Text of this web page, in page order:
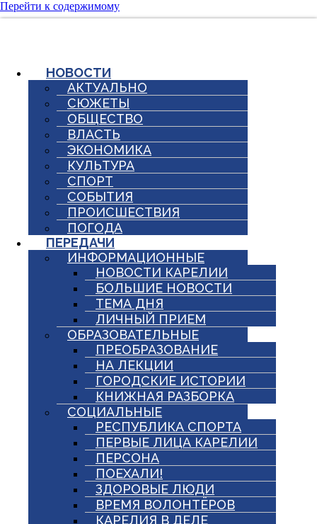
Перейти к содержимому
НОВОСТИ
АКТУАЛЬНО
СЮЖЕТЫ
ОБЩЕСТВО
ВЛАСТЬ
ЭКОНОМИКА
КУЛЬТУРА
СПОРТ
СОБЫТИЯ
ПРОИСШЕСТВИЯ
ПОГОДА
ПЕРЕДАЧИ
ИНФОРМАЦИОННЫЕ
НОВОСТИ КАРЕЛИИ
БОЛЬШИЕ НОВОСТИ
ТЕМА ДНЯ
ЛИЧНЫЙ ПРИЕМ
ОБРАЗОВАТЕЛЬНЫЕ
ПРЕОБРАЗОВАНИЕ
НА ЛЕКЦИИ
ГОРОДСКИЕ ИСТОРИИ
КНИЖНАЯ РАЗБОРКА
СОЦИАЛЬНЫЕ
РЕСПУБЛИКА СПОРТА
ПЕРВЫЕ ЛИЦА КАРЕЛИИ
ПЕРСОНА
ПОЕХАЛИ!
ЗДОРОВЫЕ ЛЮДИ
ВРЕМЯ ВОЛОНТЁРОВ
КАРЕЛИЯ В ДЕЛЕ